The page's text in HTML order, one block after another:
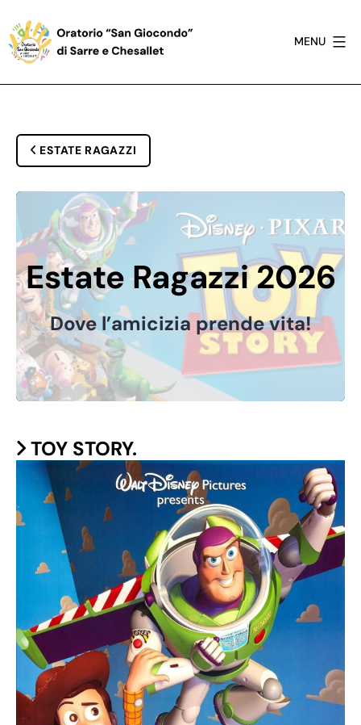
contenuto
di
Sarre
MENU
ESTATE RAGAZZI
Estate Ragazzi 2026
Dove l’amicizia prende vita!
TOY STORY.